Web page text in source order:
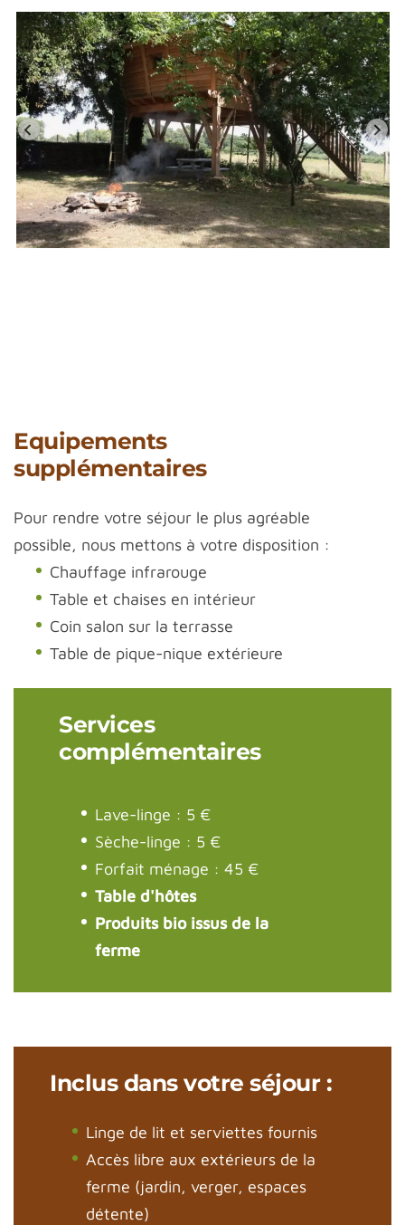
Equipements
supplémentaires
Pour rendre votre séjour le plus agréable
possible, nous mettons à votre disposition :
Chauffage infrarouge
Table et chaises en intérieur
Coin salon sur la terrasse
Table de pique-nique extérieure
Services
complémentaires
Lave-linge : 5 €
Sèche-linge : 5 €
Forfait ménage : 45 €
Table d'hôtes
Produits bio issus de la
ferme
Inclus dans votre séjour :
Linge de lit et serviettes fournis
Accès libre aux extérieurs de la
ferme (jardin, verger, espaces
détente)